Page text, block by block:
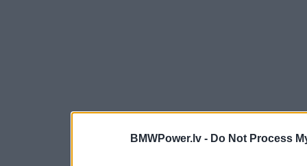
BMWPower.lv - Do Not Process